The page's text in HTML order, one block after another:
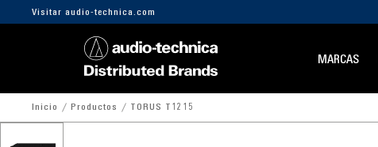
Visitar audio-technica.com
MARCAS
Inicio Productos TORUS T1215